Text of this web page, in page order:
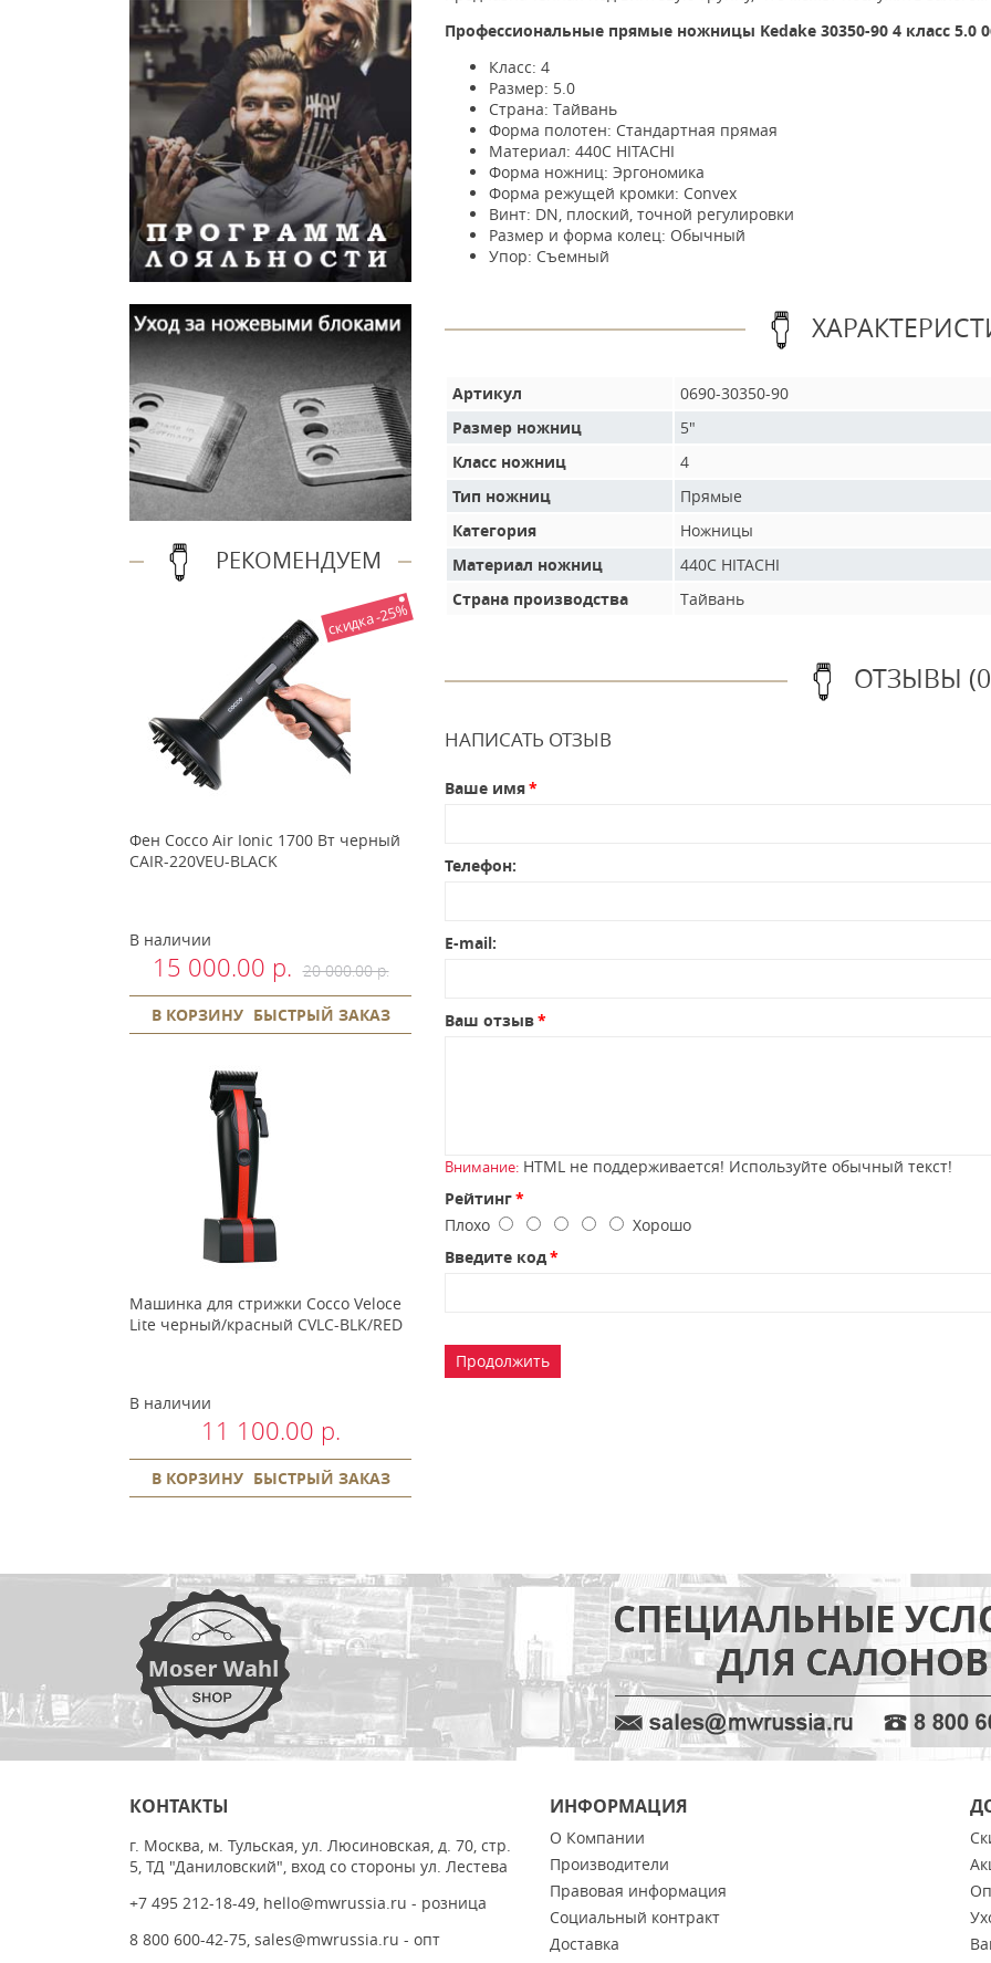
РЕКОМЕНДУЕМ
скидка -25%
Фен Cocco Air Ionic 1700 Вт черный
CAIR-220VEU-BLACK
В наличии
15 000.00 р. 20 000.00 р.
В КОРЗИНУ БЫСТРЫЙ ЗАКАЗ
Машинка для стрижки Cocco Veloce
Lite черный/красный CVLC-BLK/RED
В наличии
11 100.00 р.
В КОРЗИНУ БЫСТРЫЙ ЗАКАЗ
Профессиональные прямые ножницы Kedake 30350-90 4 класс 5.0
Класс: 4
Размер: 5.0
Страна: Тайвань
Форма полотен: Стандартная прямая
Материал: 440C HITACHI
Форма ножниц: Эргономика
Форма режущей кромки: Convex
Винт: DN, плоский, точной регулировки
Размер и форма колец: Обычный
Упор: Съемный
Артикул
0690-30350-90
Размер ножниц
5"
Класс ножниц
4
Тип ножниц
Прямые
Категория
Ножницы
Материал ножниц
440C HITACHI
Страна производства
Тайвань
ОТЗЫВЫ
НАПИСАТЬ ОТЗЫВ
Ваше имя
Телефон:
E-mail:
Ваш отзыв
Внимание: HTML не поддерживается! Используйте обычный текст!
Рейтинг
Плохо
Хорошо
Введите код
Продолжить
КОНТАКТЫ
г. Москва, м. Тульская, ул. Люсиновская, д. 70, стр.
5, ТД "Даниловский", вход со стороны ул. Лестева
+7 495 212-18-49, hello@mwrussia.ru - розница
8 800 600-42-75, sales@mwrussia.ru - опт
ИНФОРМАЦИЯ
О Компании
Производители
Правовая информация
Социальный контракт
Доставка